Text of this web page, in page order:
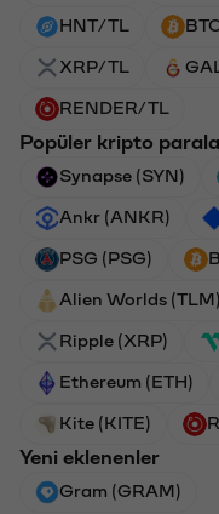
HNT/TL
XRP/TL
RENDER/TL
Popüler kripto
Synapse (SYN)
Ankr (ANKR)
PSG (PSG)
Alien Worlds (TLM)
Ripple (XRP)
Ethereum (ETH)
Kite (KITE)
Yeni eklenenler
Gram (GRAM)